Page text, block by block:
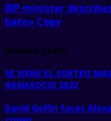
BJP minister
hate» Copy
Related posts
SE VIENE EL SORTEO
GANASOCIO 2022
David Goffin faces